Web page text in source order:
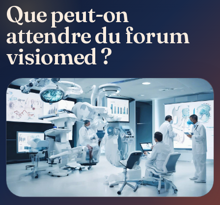
Que peut-on
attendre du forum
visiomed ?